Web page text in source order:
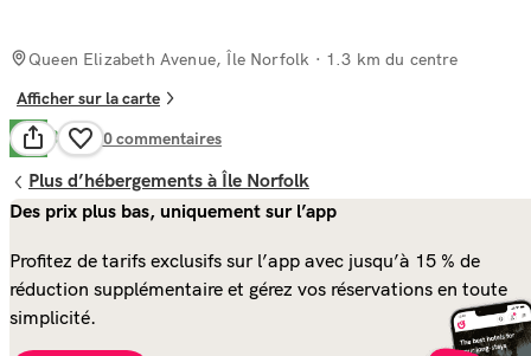
Queen Elizabeth Avenue, Île Norfolk · 1.3 km du centre
Afficher sur la carte
7.8 Bien280commentaires
Plus d’hébergements à Île Norfolk
Des prix plus bas, uniquement sur l’app
Profitez de tarifs exclusifs sur l’app avec jusqu’à 15 % de
réduction supplémentaire et gérez vos réservations en toute
simplicité.